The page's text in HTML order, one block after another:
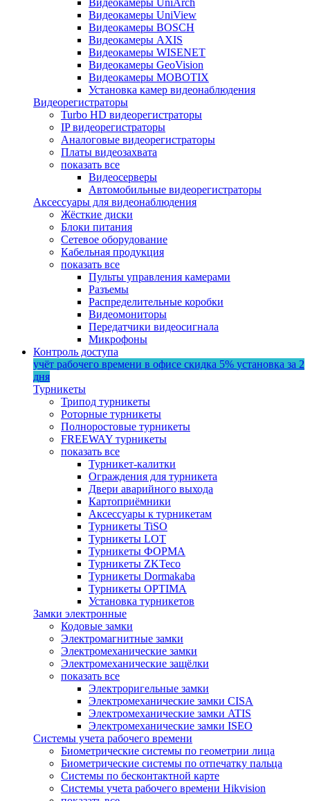
Видеокамеры UniView
Видеокамеры BOSCH
Видеокамеры AXIS
Видеокамеры WISENET
Видеокамеры GeoVision
Видеокамеры MOBOTIX
Установка камер видеонаблюдения
Видеорегистраторы
Turbo HD видеорегистраторы
IP видеорегистраторы
Аналоговые видеорегистраторы
Платы видеозахвата
показать все
Видеосерверы
Автомобильные видеорегистраторы
Аксессуары для видеонаблюдения
Жёсткие диски
Блоки питания
Сетевое оборудование
Кабельная продукция
показать все
Пульты управления камерами
Разъемы
Распределительные коробки
Видеомониторы
Передатчики видеосигнала
Микрофоны
Контроль доступа
учёт рабочего времени в офисе скидка 5% установка за 2
дня
Турникеты
Трипод турникеты
Роторные турникеты
Полноростовые турникеты
FREEWAY турникеты
показать все
Турникет-калитки
Ограждения для турникета
Двери аварийного выхода
Картоприёмники
Аксессуары к турникетам
Турникеты TiSO
Турникеты LOT
Турникеты ФОРМА
Турникеты ZKTeco
Турникеты Dormakaba
Турникеты OPTIMA
Установка турникетов
Замки электронные
Кодовые замки
Электромагнитные замки
Электромеханические замки
Электромеханические защёлки
показать все
Электроригельные замки
Электромеханические замки CISA
Электромеханические замки ATIS
Электромеханические замки ISEO
Системы учета рабочего времени
Биометрические системы по геометрии лица
Биометрические системы по отпечатку пальца
Системы по бесконтактной карте
Системы учета рабочего времени Hikvision